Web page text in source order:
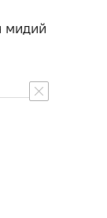
мидий